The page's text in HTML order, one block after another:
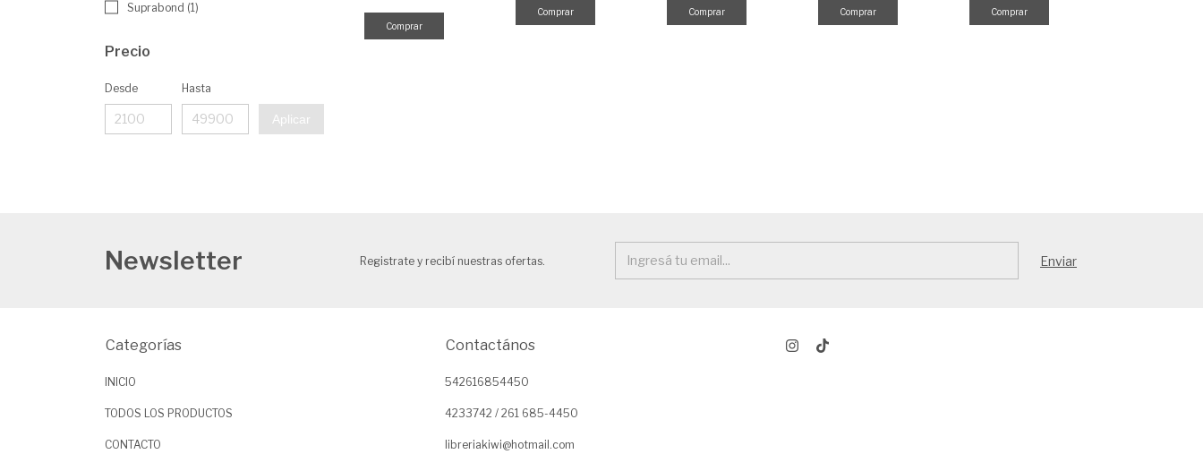
Suprabond (1)
Precio
Desde Hasta
Aplicar
Newsletter Registrate y recibí nuestras ofertas.
Categorías
INICIO
TODOS LOS PRODUCTOS
CONTACTO
Contactános
542616854450
4233742 / 261 685-4450
libreriakiwi@hotmail.com